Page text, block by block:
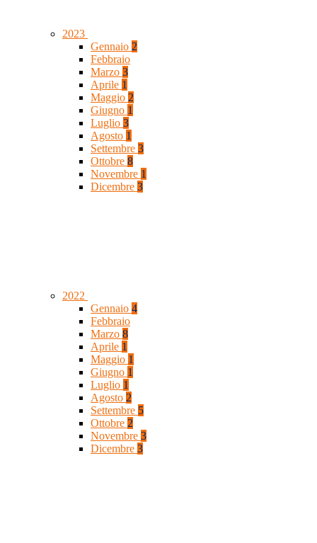
2023
Gennaio 2
Febbraio
Marzo 3
Aprile 1
Maggio 2
Giugno 1
Luglio 3
Agosto 1
Settembre 3
Ottobre 8
Novembre 1
Dicembre 3
2022
Gennaio 4
Febbraio
Marzo 8
Aprile 1
Maggio 1
Giugno 1
Luglio 1
Agosto 2
Settembre 5
Ottobre 2
Novembre 3
Dicembre 3